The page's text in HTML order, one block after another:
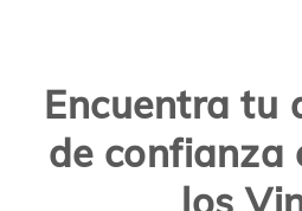
Encuentra tu
de confianza
los